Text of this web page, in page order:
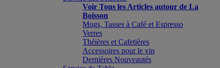
Voir Tous les Articles autour de La
Boisson
Mugs, Tasses à Café et Espresso
Verres
Théières et Cafetières
Accessoires pour le vin
Dernières Nouveautés